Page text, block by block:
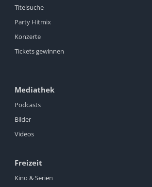
Titelsuche
Party Hitmix
Konzerte
Tickets gewinnen
Mediathek
Podcasts
Bilder
Videos
Freizeit
Kino & Serien